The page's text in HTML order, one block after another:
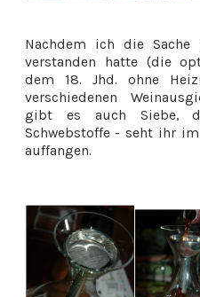
Nachdem ich die
verstanden hatte (die
dem 18. Jhd. ohne
verschiedenen
gibt es auch Siebe,
Schwebstoffe - seht ihr
auffangen.